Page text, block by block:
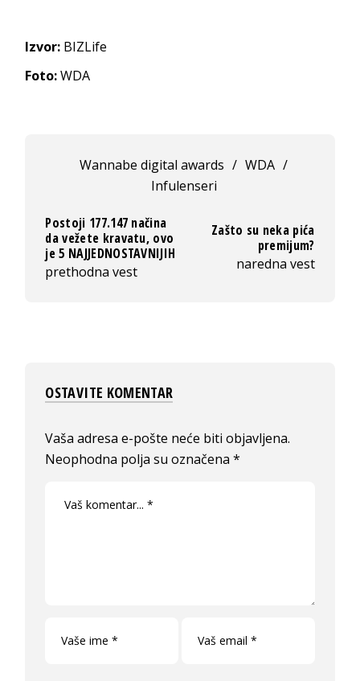
Izvor: BIZLife
Foto:WDA
Wannabe digital awards / WDA /
Infulenseri
Postoji 177.147 načina
da vežete kravatu, ovo
je 5 NAJJEDNOSTAVNIJIH
prethodna vest
Zašto su neka pića
premijum?
naredna vest
OSTAVITE KOMENTAR
Vaša adresa e-pošte neće biti objavljena.
Neophodna polja su označena*